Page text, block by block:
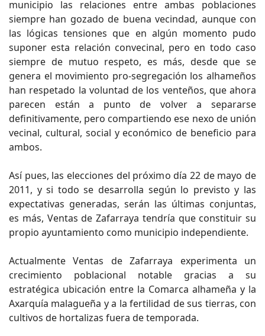
municipio las relaciones entre ambas poblaciones
siempre han gozado de buena vecindad, aunque con
las lógicas tensiones que en algún momento pudo
suponer esta relación convecinal, pero en todo caso
siempre de mutuo respeto, es más, desde que se
genera el movimiento pro-segregación los alhameños
han respetado la voluntad de los venteños, que ahora
parecen están a punto de volver a separarse
definitivamente, pero compartiendo ese nexo de unión
vecinal, cultural, social y económico de beneficio para
ambos.
Así pues, las elecciones del próximo día 22 de mayo de
2011, y si todo se desarrolla según lo previsto y las
expectativas generadas, serán las últimas conjuntas,
es más, Ventas de Zafarraya tendría que constituir su
propio ayuntamiento como municipio independiente.
Actualmente Ventas de Zafarraya experimenta un
crecimiento poblacional notable gracias a su
estratégica ubicación entre la Comarca alhameña y la
Axarquía malagueña y a la fertilidad de sus tierras, con
cultivos de hortalizas fuera de temporada.